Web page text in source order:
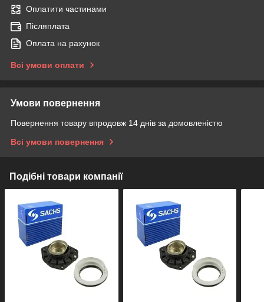
Оплатити частинами
Післяплата
Оплата на рахунок
Всі умови оплати
Умови повернення
Повернення товару впродовж 14 днів за домовленістю
Всі умови повернення
Подібні товари компанії